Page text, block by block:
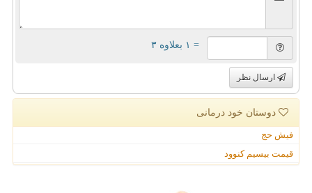
= ۱ بعلاوه ۳
ارسال نظر
دوستان خود درمانی
فیش حج
قیمت بیسیم کنوود